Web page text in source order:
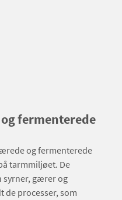
fermenterede
og fermenterede
tarmmiljøet. De
syrner, gærer og
de processer, som